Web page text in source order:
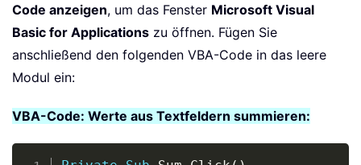
Code anzeigen, um das Fenster Microsoft Visual
Basic for Applications zu öffnen. Fügen Sie
anschließend den folgenden VBA-Code in das leere
Modul ein:
VBA-Code: Werte aus Textfeldern summieren: